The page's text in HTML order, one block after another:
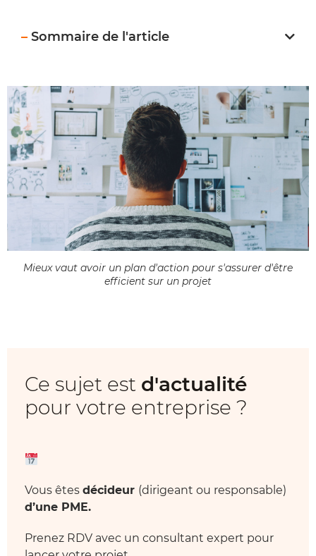
– Sommaire de l'article
Mieux vaut avoir un plan d'action pour s'assurer d'être
efficient sur un projet
Ce sujet est d'actualité
pour votre entreprise ?
Vous êtes décideur (dirigeant ou responsable)
d’une PME.
Prenez RDV avec un consultant expert pour